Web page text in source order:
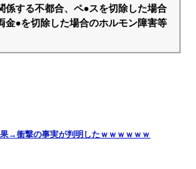
する不都合、ペ●スを切除した場合
金●を切除した場合のホルモン障害等
→衝撃の事実が判明したｗｗｗｗｗｗ